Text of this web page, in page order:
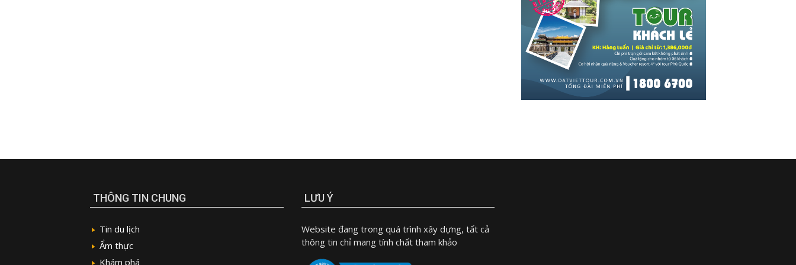
THÔNG TIN CHUNG
Tin du lịch
Ẩm thực
Khám phá
LƯU Ý
Website đang trong quá trình xây dựng, tất cả
thông tin chỉ mang tính chất tham khảo